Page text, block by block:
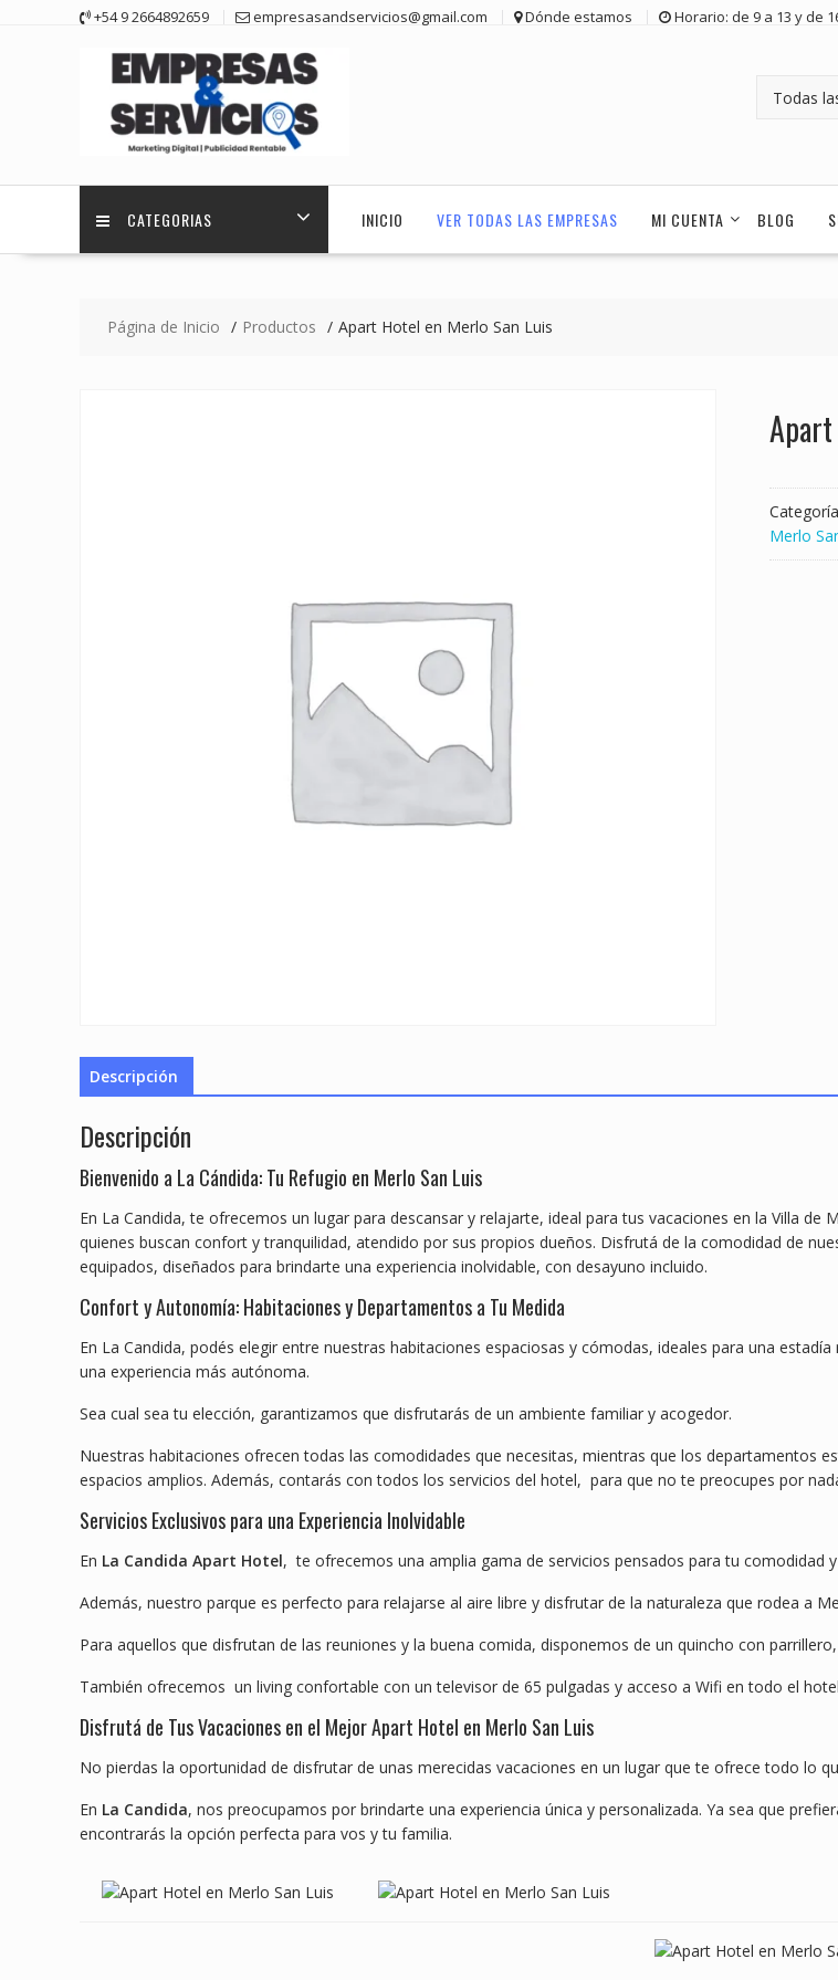
+54 9 2664892659 empresasandservicios@gmail.com Dónde estamos Horario: de 9 a 13 y de
CATEGORIAS INICIO VER TODAS LAS EMPRESAS MI CUENTA BLOG
Página de Inicio Productos Apart Hotel en Merlo San Luis
Merlo
Descripción
Descripción
Bienvenido a La Cándida: Tu Refugio en Merlo San Luis
En La Candida, te ofrecemos un lugar para descansar y relajarte, ideal para tus vacaciones en la Villa de
quienes buscan confort y tranquilidad, atendido por sus propios dueños. Disfrutá de la comodidad de
equipados, diseñados para brindarte una experiencia inolvidable, con desayuno incluido.
Confort y Autonomía: Habitaciones y Departamentos a Tu Medida
En La Candida, podés elegir entre nuestras habitaciones espaciosas y cómodas, ideales para una
una experiencia más autónoma.
Sea cual sea tu elección, garantizamos que disfrutarás de un ambiente familiar y acogedor.
Nuestras habitaciones ofrecen todas las comodidades que necesitas, mientras que los departamentos
espacios amplios. Además, contarás con todos los servicios del hotel, para que no te preocupes por
Servicios Exclusivos para una Experiencia Inolvidable
En La Candida Apart Hotel, te ofrecemos una amplia gama de servicios pensados para tu comodidad
Además, nuestro parque es perfecto para relajarse al aire libre y disfrutar de la naturaleza que rodea a
Para aquellos que disfrutan de las reuniones y la buena comida, disponemos de un quincho con
También ofrecemos un living confortable con un televisor de 65 pulgadas y acceso a Wifi en todo el
Disfrutá de Tus Vacaciones en el Mejor Apart Hotel en Merlo San Luis
No pierdas la oportunidad de disfrutar de unas merecidas vacaciones en un lugar que te ofrece todo lo
En La Candida, nos preocupamos por brindarte una experiencia única y personalizada. Ya sea que
encontrarás la opción perfecta para vos y tu familia.